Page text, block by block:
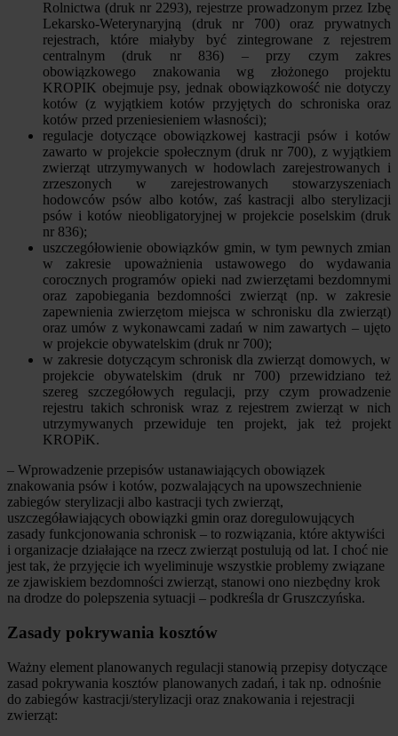
Rolnictwa (druk nr 2293), rejestrze prowadzonym przez Izbę
Lekarsko-Weterynaryjną (druk nr 700) oraz prywatnych
rejestrach, które miałyby być zintegrowane z rejestrem
centralnym (druk nr 836) – przy czym zakres
obowiązkowego znakowania wg złożonego projektu
KROPIK obejmuje psy, jednak obowiązkowość nie dotyczy
kotów (z wyjątkiem kotów przyjętych do schroniska oraz
kotów przed przeniesieniem własności);
regulacje dotyczące obowiązkowej kastracji psów i kotów
zawarto w projekcie społecznym (druk nr 700), z wyjątkiem
zwierząt utrzymywanych w hodowlach zarejestrowanych i
zrzeszonych w zarejestrowanych stowarzyszeniach
hodowców psów albo kotów, zaś kastracji albo sterylizacji
psów i kotów nieobligatoryjnej w projekcie poselskim (druk
nr 836);
uszczegółowienie obowiązków gmin, w tym pewnych zmian
w zakresie upoważnienia ustawowego do wydawania
corocznych programów opieki nad zwierzętami bezdomnymi
oraz zapobiegania bezdomności zwierząt (np. w zakresie
zapewnienia zwierzętom miejsca w schronisku dla zwierząt)
oraz umów z wykonawcami zadań w nim zawartych – ujęto
w projekcie obywatelskim (druk nr 700);
w zakresie dotyczącym schronisk dla zwierząt domowych, w
projekcie obywatelskim (druk nr 700) przewidziano też
szereg szczegółowych regulacji, przy czym prowadzenie
rejestru takich schronisk wraz z rejestrem zwierząt w nich
utrzymywanych przewiduje ten projekt, jak też projekt
KROPiK.
– Wprowadzenie przepisów ustanawiających obowiązek
znakowania psów i kotów, pozwalających na upowszechnienie
zabiegów sterylizacji albo kastracji tych zwierząt,
uszczegóławiających obowiązki gmin oraz doregulowujących
zasady funkcjonowania schronisk – to rozwiązania, które aktywiści
i organizacje działające na rzecz zwierząt postulują od lat. I choć nie
jest tak, że przyjęcie ich wyeliminuje wszystkie problemy związane
ze zjawiskiem bezdomności zwierząt, stanowi ono niezbędny krok
na drodze do polepszenia sytuacji – podkreśla dr Gruszczyńska.
Zasady pokrywania kosztów
Ważny element planowanych regulacji stanowią przepisy dotyczące
zasad pokrywania kosztów planowanych zadań, i tak np. odnośnie
do zabiegów kastracji/sterylizacji oraz znakowania i rejestracji
zwierząt: